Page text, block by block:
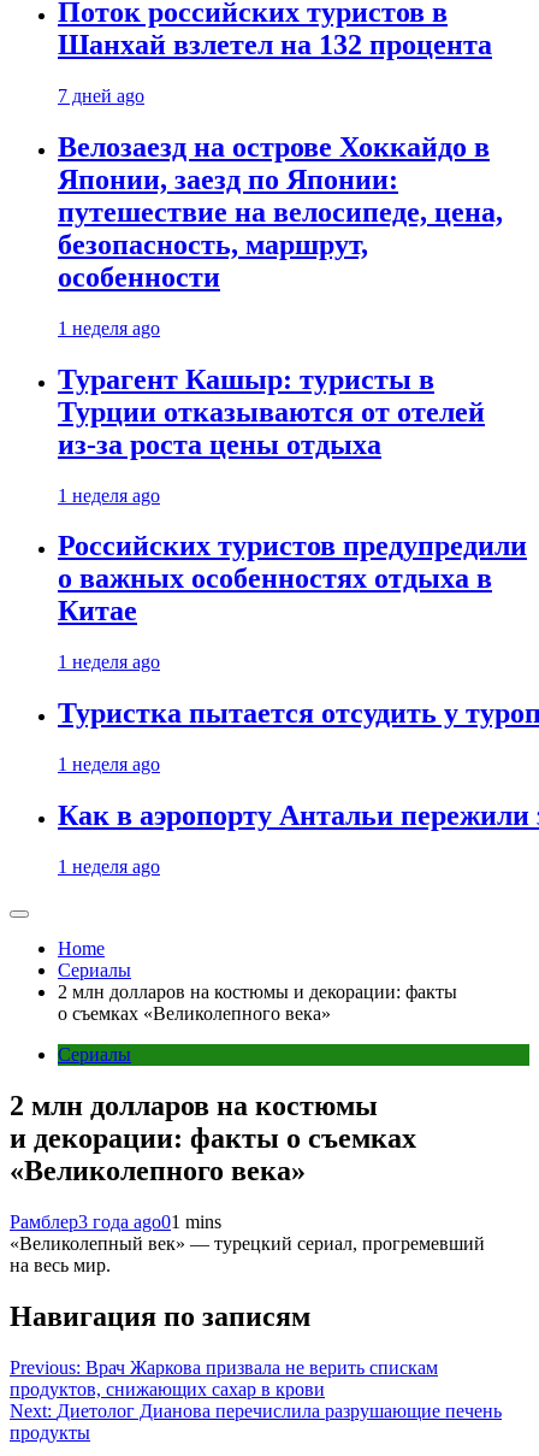
Поток российских туристов в
Шанхай взлетел на 132 процента
7 дней ago
Велозаезд на острове Хоккайдо в
Японии, заезд по Японии:
путешествие на велосипеде, цена,
безопасность, маршрут,
особенности
1 неделя ago
Турагент Кашыр: туристы в
Турции отказываются от отелей
из-за роста цены отдыха
1 неделя ago
Российских туристов предупредили
о важных особенностях отдыха в
Китае
1 неделя ago
Туристка пытается отсудить у
1 неделя ago
Как в аэропорту Антальи
1 неделя ago
Home
Сериалы
2 млн долларов на костюмы и декорации: факты
о съемках «Великолепного века»
Сериалы
2 млн долларов на костюмы
и декорации: факты о съемках
«Великолепного века»
Рамблер3 года ago01 mins
«Великолепный век» — турецкий сериал, прогремевший
на весь мир.
Навигация по записям
Previous: Врач Жаркова призвала не верить спискам
продуктов, снижающих сахар в крови
Next: Диетолог Дианова перечислила разрушающие печень
продукты